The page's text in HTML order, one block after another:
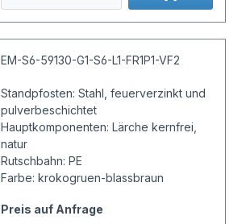
EM-S6-59130-G1-S6-L1-FR1P1-VF2
Standpfosten: Stahl, feuerverzinkt und
pulverbeschichtet
Hauptkomponenten: Lärche kernfrei,
natur
Rutschbahn: PE
Farbe: krokogruen-blassbraun
Preis auf Anfrage